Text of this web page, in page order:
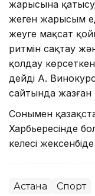
жарысына
жеңген жарысым
жеңуге мақсат
ритмін сақтау
қолдау
дейді А.
сайтында жазған
Сонымен
Харбьересінде
келесі
Астана Спорт